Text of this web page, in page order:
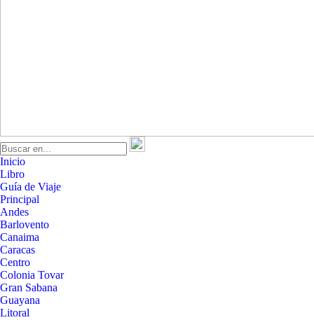
Inicio
Libro
Guía de Viaje
Principal
Andes
Barlovento
Canaima
Caracas
Centro
Colonia Tovar
Gran Sabana
Guayana
Litoral